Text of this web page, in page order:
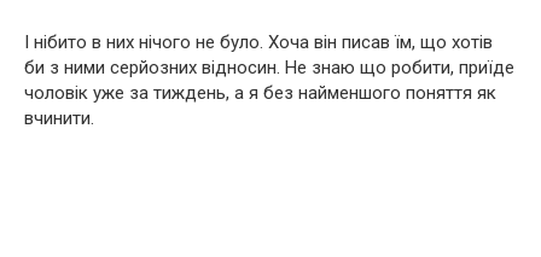
І нібито в них нічого не було. Хоча він писав їм, що хотів
би з ними серйозних відносин. Не знаю що робити, приїде
чоловік уже за тиждень, а я без найменшого поняття як
вчинити.